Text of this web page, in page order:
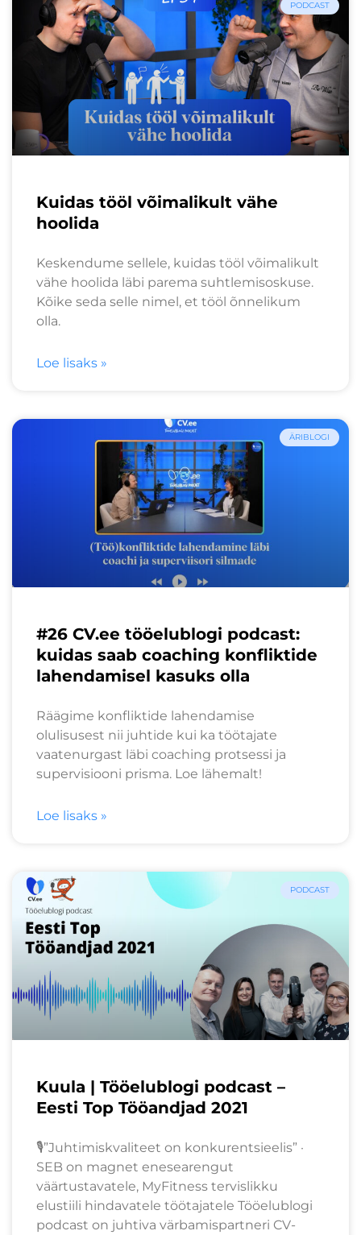
PODCAST
Kuidas tööl võimalikult vähe
hoolida
Keskendume sellele, kuidas tööl võimalikult
vähe hoolida läbi parema suhtlemisoskuse.
Kõike seda selle nimel, et tööl õnnelikum
olla.
Loe lisaks »
ÄRIBLOGI
#26 CV.ee tööelublogi podcast:
kuidas saab coaching konfliktide
lahendamisel kasuks olla
Räägime konfliktide lahendamise
olulisusest nii juhtide kui ka töötajate
vaatenurgast läbi coaching protsessi ja
supervisiooni prisma. Loe lähemalt!
Loe lisaks »
PODCAST
Kuula | Tööelublogi podcast –
Eesti Top Tööandjad 2021
🎙️”Juhtimiskvaliteet on konkurentsieelis” ·
SEB on magnet enesearengut
väärtustavatele, MyFitness tervislikku
elustiili hindavatele töötajatele Tööelublogi
podcast on juhtiva värbamispartneri CV-